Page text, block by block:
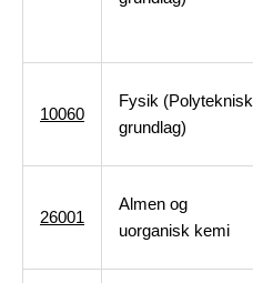
10060
Fysik (Polyteknisk
grundlag)
26001
Almen og
uorganisk kemi